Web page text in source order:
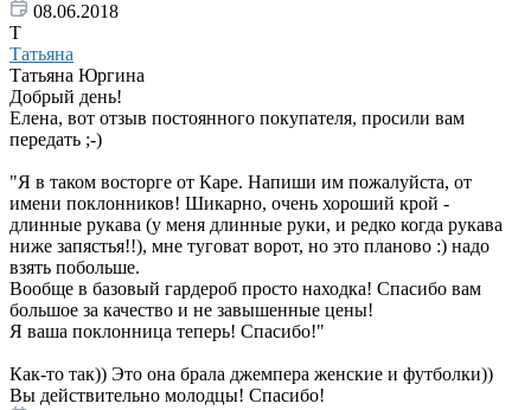
08.06.2018
Т
Татьяна
Татьяна Юргина
Добрый день!
Елена, вот отзыв постоянного покупателя, просили вам
передать ;-)
"Я в таком восторге от Каре. Напиши им пожалуйста, от
имени поклонников! Шикарно, очень хороший крой -
длинные рукава (у меня длинные руки, и редко когда рукава
ниже запястья!!), мне туговат ворот, но это планово :) надо
взять побольше.
Вообще в базовый гардероб просто находка! Спасибо вам
большое за качество и не завышенные цены!
Я ваша поклонница теперь! Спасибо!"
Как-то так)) Это она брала джемпера женские и футболки))
Вы действительно молодцы! Спасибо!